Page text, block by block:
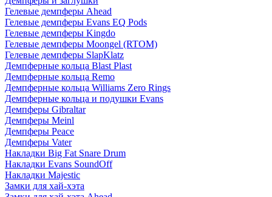
Гелевые демпферы Ahead
Гелевые демпферы Evans EQ Pods
Гелевые демпферы Kingdo
Гелевые демпферы Moongel (RTOM)
Гелевые демпферы SlapKlatz
Демпферные кольца Blast Plast
Демпферные кольца Remo
Демпферные кольца Williams Zero Rings
Демпферные кольца и подушки Evans
Демпферы Gibraltar
Демпферы Meinl
Демпферы Peace
Демпферы Vater
Накладки Big Fat Snare Drum
Накладки Evans SoundOff
Накладки Majestic
Замки для хай-хэта